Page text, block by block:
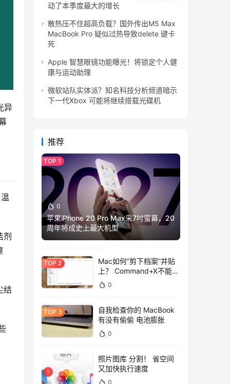
异
结
动了本季度最大的增长
散热压不住超高负载？国外传出M5 Max
MacBook Pro 疑似过热导致delete 键卡
死
Apple 智慧眼镜功能曝光！将锁定个人健
康与运动助理
微软站队实体派？知名科技分析频道暗示
下一代Xbox 可能将继续搭载光碟机
推荐
0
苹果iPhone 20 Pro Max采7吋萤幕，20
周年将成史上最大机型
Mac如何“剪下档案”并贴
上？ Command+X不能
用，用这招吧！
0
自我检查你的 MacBook
有没有偷偷 电池膨胀
0
照片图库 分割！ 省空间
又加快执行速度
0